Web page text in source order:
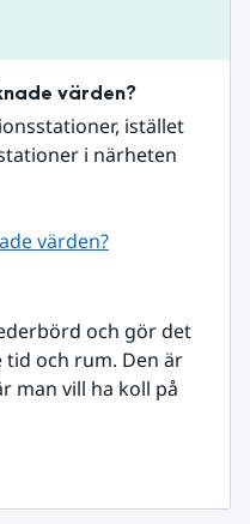
värden?
istället
i närheten
värden?
och gör det
och rum. Den är
man vill ha koll på